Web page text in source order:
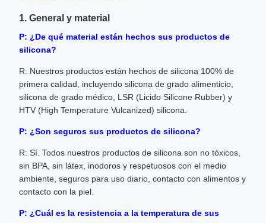
1. General y material
P: ¿De qué material están hechos sus productos de
silicona?
R: Nuestros productos están hechos de silicona 100% de
primera calidad, incluyendo silicona de grado alimenticio,
silicona de grado médico, LSR (Licido Silicone Rubber) y
HTV (High Temperature Vulcanized) silicona.
P: ¿Son seguros sus productos de silicona?
R: Sí. Todos nuestros productos de silicona son no tóxicos,
sin BPA, sin látex, inodoros y respetuosos con el medio
ambiente, seguros para uso diario, contacto con alimentos y
contacto con la piel.
P: ¿Cuál es la resistencia a la temperatura de sus